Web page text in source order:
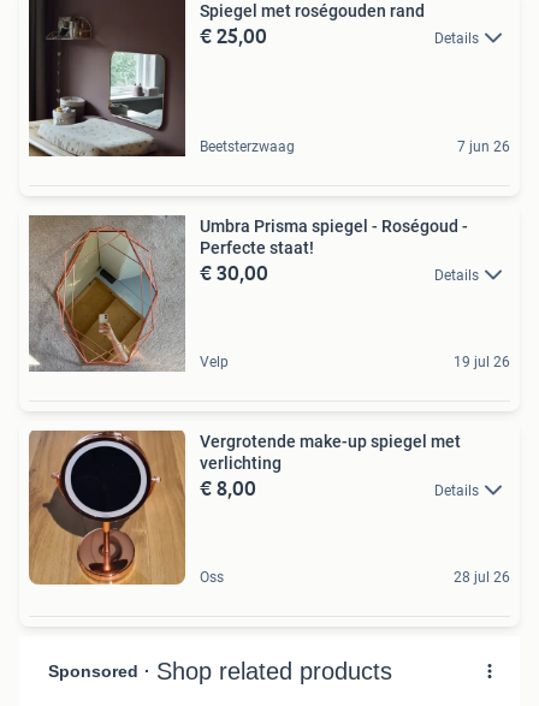
Spiegel met roségouden rand
€ 25,00 Details
Beetsterzwaag 7 jun 26
Umbra Prisma spiegel - Roségoud -
Perfecte staat!
€ 30,00 Details
Velp 19 jul 26
Vergrotende make-up spiegel met
verlichting
€ 8,00 Details
Oss 28 jul 26